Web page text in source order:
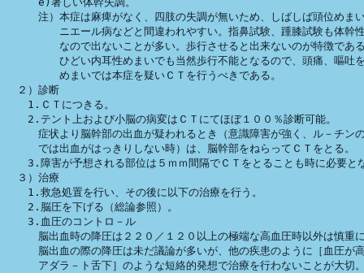
注）本症は麻痺がなく、四肢の失調が無いため、しばしば頭位めま
ニエール病などと間違われやすい。指鼻試験、踵膝試験も体幹
なので出ないことが多い。歩行させると出来ないのが特徴であ
ひどい内耳性めまいでも当然歩行不能となるので、頭痛、嘔吐
めまいでは本症を疑いＣＴを行うべきである。
２）診断
1.ＣＴにつきる。
2.テント上および小脳の病変はＣＴにてほぼ１００％診断可能。
症状より脳幹部の出血が疑われるとき（意識障害が強く、ル－チン
では出血がはっきりしない時）は、脳幹部をねらってＣＴをとる。
3.障害が予想される部位は５ｍｍ間隔でＣＴをとることも時に必要と
３）治療
1.救急処置を行い、その後に以下の治療を行う。
2.脳圧を下げる（総論参照）。
3.血圧のコントロ－ル
脳出血時の降圧は２２０／１２０以上の極端な高血圧時以外は慎重
脳出血の際の降圧は未だ議論が多いが、他の疾患のように［血圧が
アダラ－ト舌下］のような短絡的発想で治療を行わないことが大切